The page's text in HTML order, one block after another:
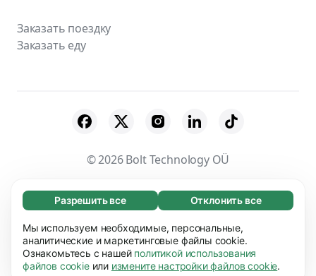
Обязательные (65)
Эти файлы необходимы для того, чтобы вы
могли перемещаться по сайту и использовать
его основные функции, например, переход
между страницами. Без них сайт не будет
Узнать больше
Предпочтения (17)
Разрешить все Отклонить все
Мы используем необходимые, персональные,
аналитические и маркетинговые файлы cookie.
Ознакомьтесь с нашей политикой использования
файлов cookieили измените настройки файлов cookie.
Заказать поездку
Заказать еду
© 2026 Bolt Technology OÜ
Поставщики
Пользовательское соглашение
Конфиденциальность
Файлы cookies
Безопасность